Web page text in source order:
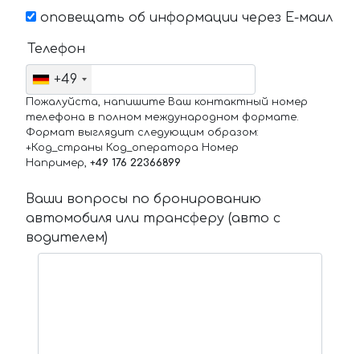
оповещать об информации через Е-маил
Телефон
+49
Пожалуйста, напишите Ваш контактный номер
телефона в полном международном формате.
Формат выглядит следующим образом:
+Код_страны Код_оператора Номер
Например, +49 176 22366899
Ваши вопросы по бронированию
автомобиля или трансферу (авто с
водителем)